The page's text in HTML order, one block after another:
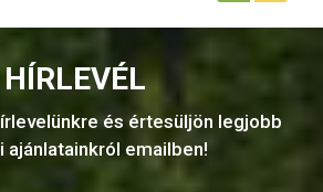
HÍRLEVÉL
és értesüljön legjobb
ajánlatainkról emailben!